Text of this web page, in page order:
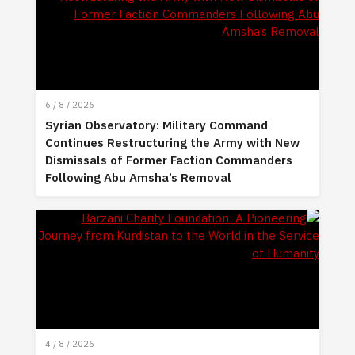
6 / 8 / 2026
Syrian Observatory: Military Command
Continues Restructuring the Army with New
Dismissals of Former Faction Commanders
Following Abu Amsha’s Removal
4 / 8 / 2026